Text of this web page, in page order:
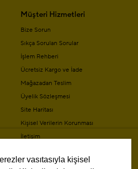
Müşteri Hizmetleri
Bize Sorun
Sıkça Sorulan Sorular
İşlem Rehberi
Ücretsiz Kargo ve İade
Mağazadan Teslim
Üyelik Sözleşmesi
Site Haritası
Kişisel Verilerin Korunması
İletişim
Kampanya Koşulları
vasıtasıyla kişisel